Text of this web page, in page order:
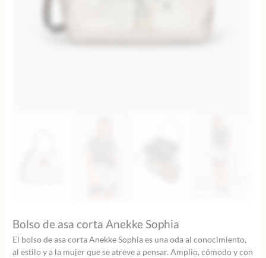
Bolso de asa corta Anekke Sophia
El bolso de asa corta Anekke Sophia es una oda al conocimiento,
al estilo y a la mujer que se atreve a pensar. Amplio, cómodo y con